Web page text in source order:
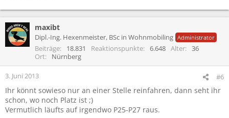
maxibt
Dipl.-Ing. Hexenmeister, BSc in Wohnmobiling Administrator
Beiträge 18.831 Reaktionspunkte 6.648 Alter
36
Ort
Nürnberg
3. Juni 2013 #6
Ihr könnt sowieso nur an einer Stelle reinfahren, dann seht ihr
schon, wo noch Platz ist ;)
Vermutlich läufts auf irgendwo P25-P27 raus.